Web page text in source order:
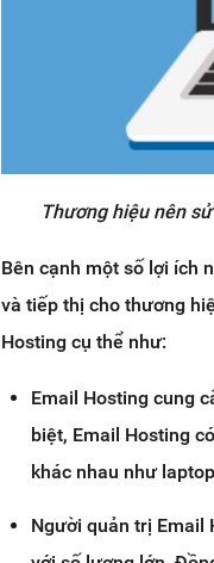
Thương hiệu nên
Bên cạnh một số lợi ích
và tiếp thị cho thương
Hosting cụ thể như:
Email Hosting cung
biệt, Email Hosting
khác nhau như
Người quản trị Email